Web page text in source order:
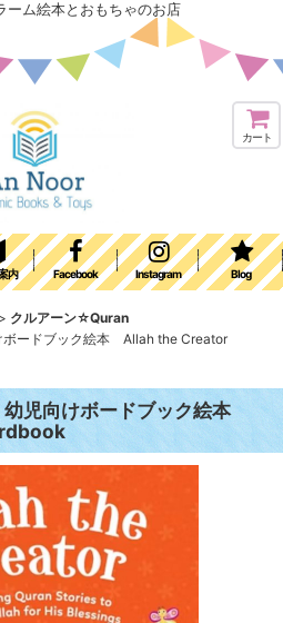
ム絵本とおもちゃのお店
カート
内 Facebook Instagram Blog
> クルアーン☆Quran
ードブック絵本 Allah the Creator
児向けボードブック絵本